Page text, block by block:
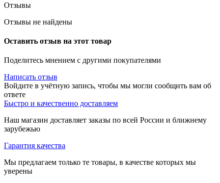
Отзывы
Отзывы не найдены
Оставить отзыв на этот товар
Поделитесь мнением с другими покупателями
Написать отзыв
Войдите в учётную запись, чтобы мы могли сообщить вам об
ответе
Быстро и качественно доставляем
Наш магазин доставляет заказы по всей России и ближнему
зарубежью
Гарантия качества
Мы предлагаем только те товары, в качестве которых мы
уверены